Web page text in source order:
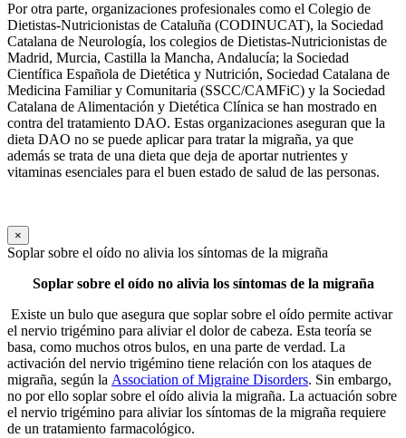
Por otra parte, organizaciones profesionales como el Colegio de
Dietistas-Nutricionistas de Cataluña (CODINUCAT), la Sociedad
Catalana de Neurología, los colegios de Dietistas-Nutricionistas de
Madrid, Murcia, Castilla la Mancha, Andalucía; la Sociedad
Científica Española de Dietética y Nutrición, Sociedad Catalana de
Medicina Familiar y Comunitaria (SSCC/CAMFiC) y la Sociedad
Catalana de Alimentación y Dietética Clínica se han mostrado en
contra del tratamiento DAO. Estas organizaciones aseguran que la
dieta DAO no se puede aplicar para tratar la migraña, ya que
además se trata de una dieta que deja de aportar nutrientes y
vitaminas esenciales para el buen estado de salud de las personas.
×
Soplar sobre el oído no alivia los síntomas de la migraña
Soplar sobre el oído no alivia los síntomas de la migraña
Existe un bulo que asegura que soplar sobre el oído permite activar
el nervio trigémino para aliviar el dolor de cabeza. Esta teoría se
basa, como muchos otros bulos, en una parte de verdad. La
activación del nervio trigémino tiene relación con los ataques de
migraña, según la Association of Migraine Disorders. Sin embargo,
no por ello soplar sobre el oído alivia la migraña. La actuación sobre
el nervio trigémino para aliviar los síntomas de la migraña requiere
de un tratamiento farmacológico.